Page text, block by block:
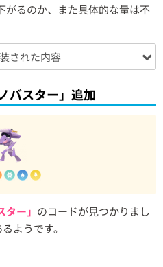
がるのか、また具体的な量は不
された内容
バスター」追加
ー」 のコードが見つかりまし
ようです。